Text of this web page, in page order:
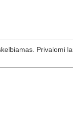
Privalomi